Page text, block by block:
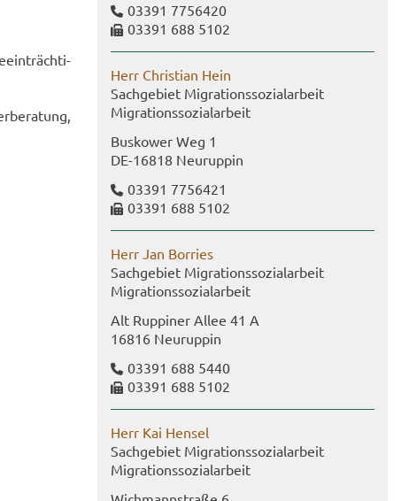
03391 7756420
03391 688 5102
Herr Chris­ti­an Hein
Sach­ge­biet Mi­gra­ti­ons­so­zi­al­ar­beit
Mi­gra­ti­ons­so­zi­al­ar­beit
Bus­kower Weg 1
DE-​16818 Neu­rup­pin
03391 7756421
03391 688 5102
Herr Jan Bor­ries
Sach­ge­biet Mi­gra­ti­ons­so­zi­al­ar­beit
Mi­gra­ti­ons­so­zi­al­ar­beit
Alt Rup­pi­ner Allee 41 A
16816 Neu­rup­pin
03391 688 5440
03391 688 5102
Herr Kai Hen­sel
Sach­ge­biet Mi­gra­ti­ons­so­zi­al­ar­beit
Mi­gra­ti­ons­so­zi­al­ar­beit